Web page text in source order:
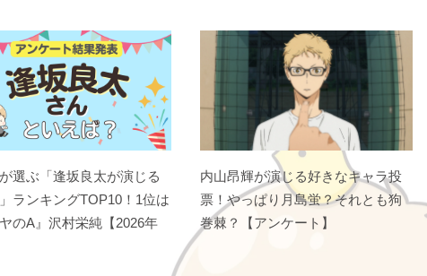
選ぶ「逢坂良太が演じる
ランキングTOP10！1位は
ヤのA』沢村栄純【2026年
内山昂輝が演じる好きなキャラ投
票！やっぱり月島蛍？それとも狗
巻棘？【アンケート】